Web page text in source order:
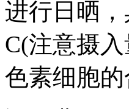
进行日晒
C(注意摄
色素细胞的